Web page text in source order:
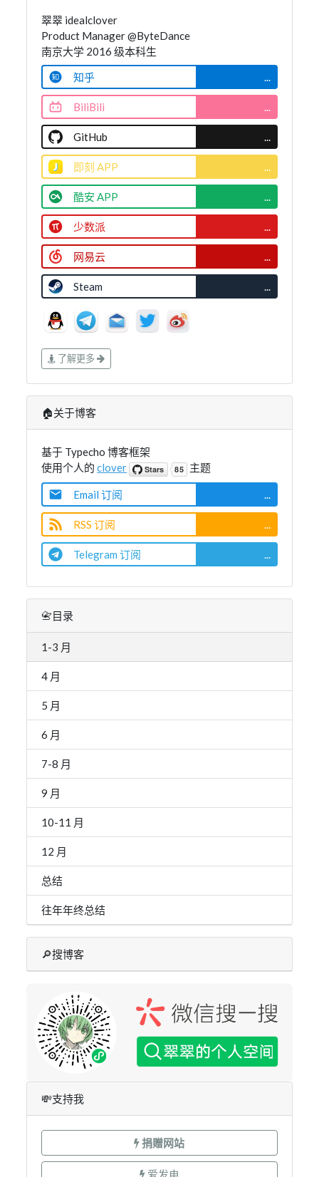
翠翠 idealclover
Product Manager @ByteDance
南京大学 2016 级本科生
知乎
...
BiliBili ...
GitHub ...
即刻 APP ...
酷安 APP ...
少数派 ...
网易云 ...
Steam ...
了解更多
🏠关于博客
基于 Typecho 博客框架
使用个人的clover 主题
Email 订阅
RSS 订阅
Telegram 订阅
📇目录
1-3 月
4 月
5 月
6 月
7-8 月
9 月
10-11 月
12 月
总结
往年年终总结
🔎搜博客
💸支持我
捐赠网站
爱发电